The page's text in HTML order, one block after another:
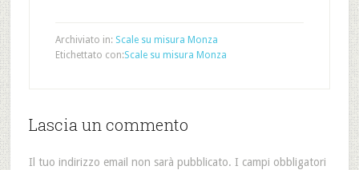
Archiviato in: Scale su misura Monza
Etichettato con:Scale su misura Monza
Lascia un commento
Il tuo indirizzo email non sarà pubblicato. I campi obbligatori